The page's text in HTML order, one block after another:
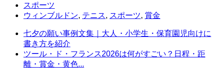
スポーツ
ウィンブルドン, テニス, スポーツ, 賞金
七夕の願い事例文集｜大人・小学生・保育園児向けに
書き方を紹介
ツール・ド・フランス2026は何がすごい？日程・距
離・賞金・黄色...